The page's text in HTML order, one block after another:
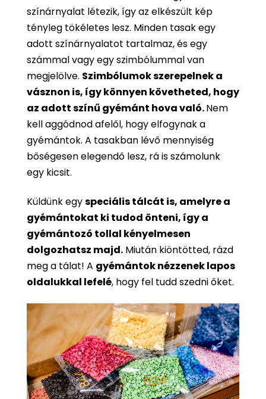
színárnyalat létezik, így az elkészült kép
tényleg tökéletes lesz. Minden tasak egy
adott színárnyalatot tartalmaz, és egy
számmal vagy egy szimbólummal van
megjelölve. Szimbólumok szerepelnek a
vásznon is, így könnyen követheted, hogy
az adott színű gyémánt hova való.Nem
kell aggódnod afelől, hogy elfogynak a
gyémántok. A tasakban lévő mennyiség
bőségesen elegendő lesz, rá is számolunk
egy kicsit.
Küldünk egyspeciális tálcát is, amelyre a
gyémántokat ki tudod önteni, így a
gyémántozó tollal kényelmesen
dolgozhatsz majd. Miután kiöntötted, rázd
meg a tálat! A gyémántok nézzenek lapos
oldalukkal lefelé, hogy fel tudd szedni őket.